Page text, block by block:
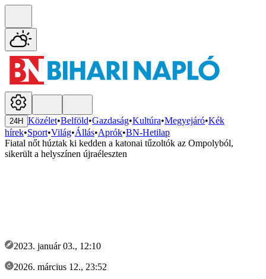
24H Közélet•Belföld•Gazdaság•Kultúra•Megyejáró•Kék
hírek•Sport•Világ•Állás•Aprók•BN-Hetilap
Fiatal nőt húztak ki kedden a katonai tűzoltók az Ompolyból,
sikerült a helyszínen újraéleszten
2023. január 03., 12:10
2026. március 12., 23:52